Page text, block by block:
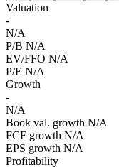
Valuation
-
N/A
P/B N/A
EV/FFO N/A
P/E N/A
Growth
-
N/A
Book val. growth N/A
FCF growth N/A
EPS growth N/A
Profitability